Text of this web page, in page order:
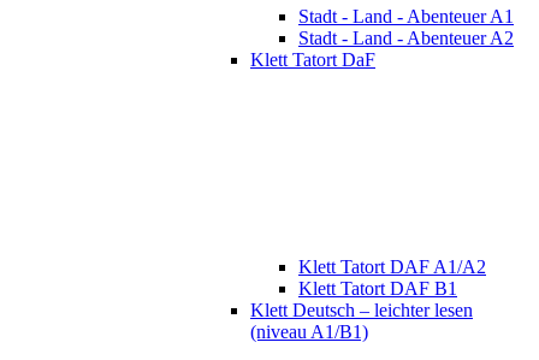
Stadt - Land - Abenteuer A1
Stadt - Land - Abenteuer A2
Klett Tatort DaF
Klett Tatort DAF A1/A2
Klett Tatort DAF B1
Klett Deutsch – leichter lesen
(niveau A1/B1)